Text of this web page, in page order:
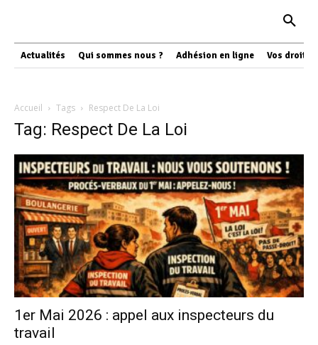
Actualités Qui sommes nous ? Adhésion en ligne Vos droits
Accueil Tags Respect De La Loi
Tag: Respect De La Loi
1er Mai 2026 : appel aux inspecteurs du
travail